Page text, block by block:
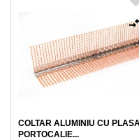
COLTAR ALUMINIU CU
PORTOCALIE...